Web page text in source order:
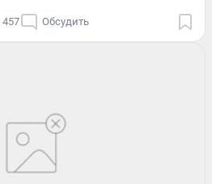
457 Обсудить